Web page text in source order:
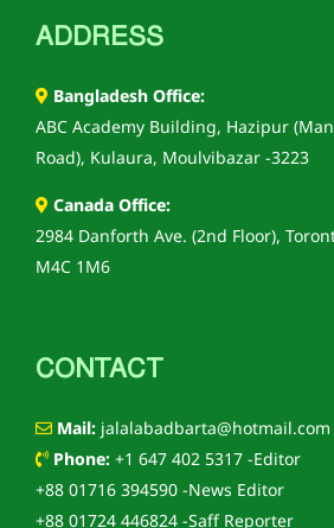
ADDRESS
Bangladesh Office:
ABC Academy Building, Hazipur
Road), Kulaura, Moulvibazar -3223
Canada Office:
2984 Danforth Ave. (2nd Floor),
M4C 1M6
CONTACT
Mail: jalalabadbarta@hotmail.com
Phone: +1 647 402 5317 -Editor
+88 01716 394590 -News Editor
+88 01724 446824 -Saff Reporter